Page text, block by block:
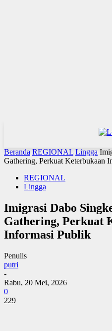
Beranda REGIONAL Lingga
Gathering, Perkuat Keterbukaan
REGIONAL
Lingga
Imigrasi Dabo
Gathering, Perkuat
Informasi Publik
Penulis
putri
-
Rabu, 20 Mei, 2026
0
229